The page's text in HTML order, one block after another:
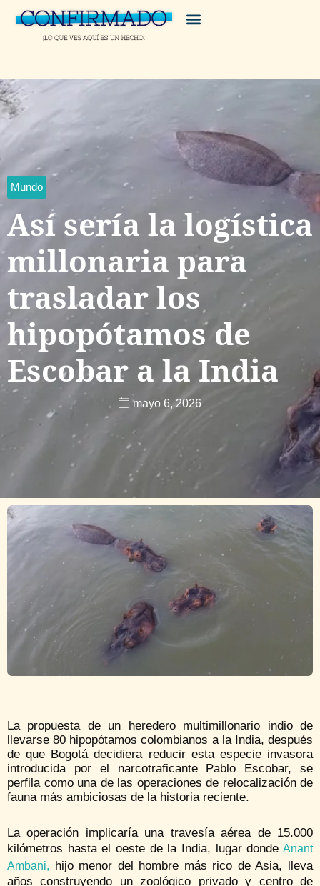
Mundo
Así sería la logística
millonaria para
trasladar los
hipopótamos de
Escobar a la India
mayo 6, 2026
La propuesta de un heredero multimillonario indio de
llevarse 80 hipopótamos colombianos a la India, después
de que Bogotá decidiera reducir esta especie invasora
introducida por el narcotraficante Pablo Escobar, se
perfila como una de las operaciones de relocalización de
fauna más ambiciosas de la historia reciente.
La operación implicaría una travesía aérea de 15.000
kilómetros hasta el oeste de la India, lugar donde Anant
Ambani, hijo menor del hombre más rico de Asia, lleva
años construyendo un zoológico privado y centro de